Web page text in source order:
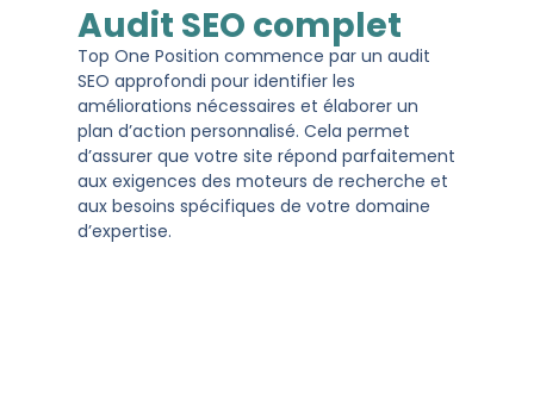
Audit SEO complet
Top One Position commence par un audit
SEO approfondi pour identifier les
améliorations nécessaires et élaborer un
plan d’action personnalisé. Cela permet
d’assurer que votre site répond parfaitement
aux exigences des moteurs de recherche et
aux besoins spécifiques de votre domaine
d’expertise.